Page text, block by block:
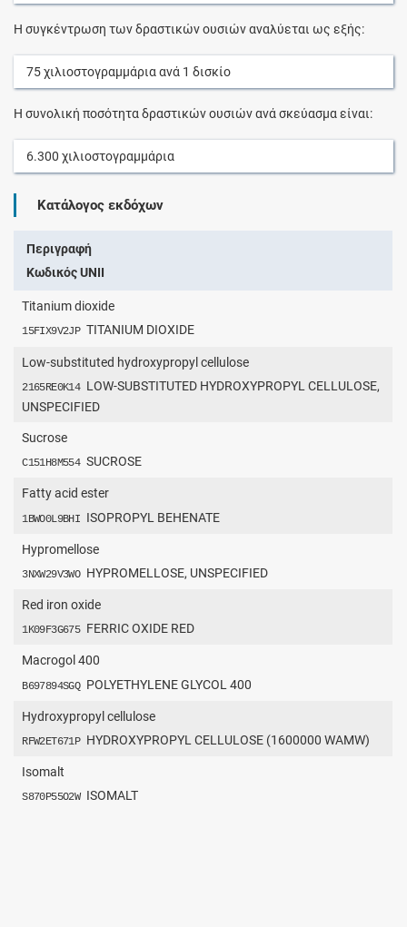
Η συγκέντρωση των δραστικών ουσιών αναλύεται ως εξής:
75χιλιοστογραμμάριαανά 1 δισκίο
Η συνολική ποσότητα δραστικών ουσιών ανά σκεύασμα είναι:
6.300 χιλιοστογραμμάρια
Κατάλογος εκδόχων
Περιγραφή
Κωδικός UNII
Titanium dioxide
15FIX9V2JP TITANIUM DIOXIDE
Low-substituted hydroxypropyl cellulose
2165RE0K14 LOW-SUBSTITUTED HYDROXYPROPYL CELLULOSE,
UNSPECIFIED
Sucrose
C151H8M554 SUCROSE
Fatty acid ester
1BWO0L9BHI ISOPROPYL BEHENATE
Hypromellose
3NXW29V3WO HYPROMELLOSE, UNSPECIFIED
Red iron oxide
1K09F3G675 FERRIC OXIDE RED
Macrogol 400
B697894SGQ POLYETHYLENE GLYCOL 400
Hydroxypropyl cellulose
RFW2ET671P HYDROXYPROPYL CELLULOSE (1600000 WAMW)
Isomalt
S870P55O2W ISOMALT